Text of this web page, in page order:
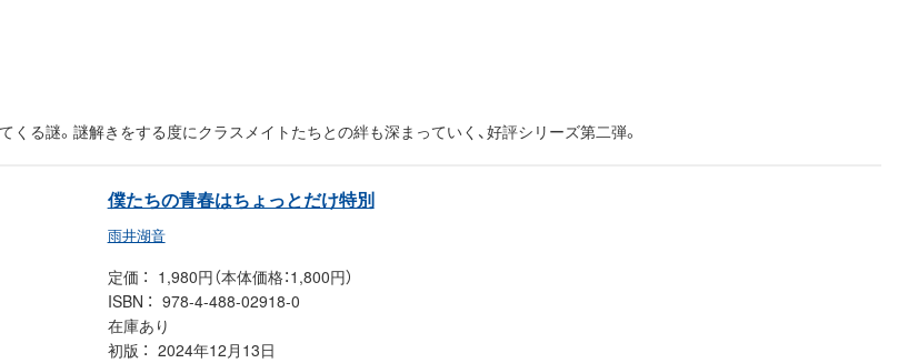
る謎。謎解きをする度にクラスメイトたちとの絆も深まっていく、好評シリーズ第二弾。
僕たちの青春はちょっとだけ特別
雨井湖音
定価
1,980円（本体価格：1,800円）
ISBN
978-4-488-02918-0
在庫あり
初版
2024年12月13日